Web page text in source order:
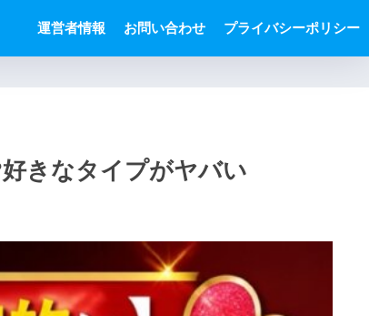
運営者情報 お問い合わせ プライバシーポリシー
きなタイプがヤバい